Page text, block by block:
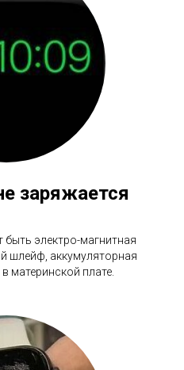
заряжается
электро-магнитная
шлейф, аккумуляторная
материнской плате.